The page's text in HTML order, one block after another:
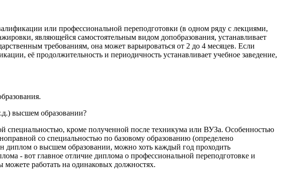
или профессиональной переподготовки (в одном ряду с лекциями,
являющейся самостоятельным видом допобразования, устанавливает
требованиям, она может варьироваться от 2 до 4 месяцев. Если
её продолжительность и периодичность устанавливает учебное заведение,
высшем образовании?
специальностью, кроме полученной после техникума или ВУЗа. Особенностью
со специальностью по базовому образованию (определено
диплом о высшем образовании, можно хоть каждый год проходить
- вот главное отличие диплома о профессиональной переподготовке и
работать на одинаковых должностях.